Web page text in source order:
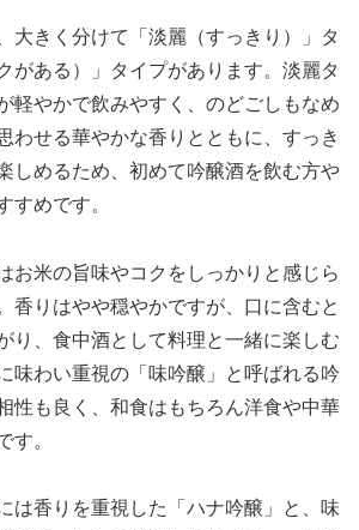
大きく分けて「淡麗（すっきり）」タ
がある）」タイプがあります。淡麗タ
軽やかで飲みやすく、のどごしもなめ
わせる華やかな香りとともに、すっき
しめるため、初めて吟醸酒を飲む方や
すめです。
お米の旨味やコクをしっかりと感じら
香りはやや穏やかですが、口に含むと
り、食中酒として料理と一緒に楽しむ
味わい重視の「味吟醸」と呼ばれる吟
性も良く、和食はもちろん洋食や中華
す。
は香りを重視した「ハナ吟醸」と、味